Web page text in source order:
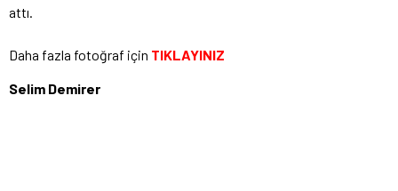
attı.
Daha fazla fotoğraf için TIKLAYINIZ
Selim Demirer